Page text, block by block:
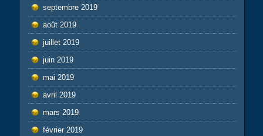
septembre 2019
août 2019
juillet 2019
juin 2019
mai 2019
avril 2019
mars 2019
février 2019